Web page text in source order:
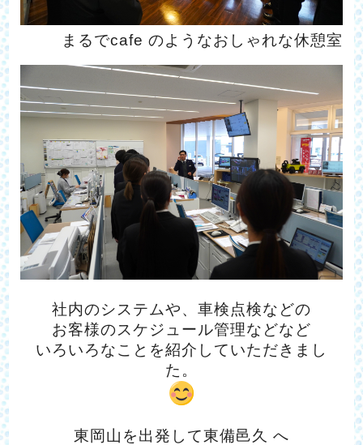
まるでcafe のようなおしゃれな休憩室
社内のシステムや、車検点検などの
お客様のスケジュール管理などなど
いろいろなことを紹介していただきまし
た。
東岡山を出発して東備邑久 へ